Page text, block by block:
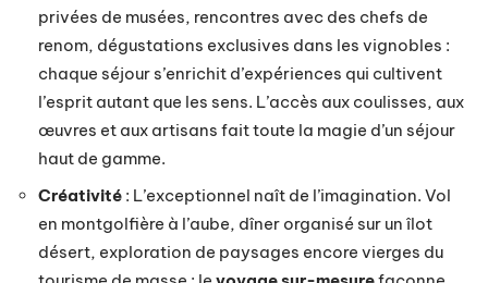
privées de musées, rencontres avec des chefs de
renom, dégustations exclusives dans les vignobles :
chaque séjour s’enrichit d’expériences qui cultivent
l’esprit autant que les sens. L’accès aux coulisses, aux
œuvres et aux artisans fait toute la magie d’un séjour
haut de gamme.
Créativité : L’exceptionnel naît de l’imagination. Vol
en montgolfière à l’aube, dîner organisé sur un îlot
désert, exploration de paysages encore vierges du